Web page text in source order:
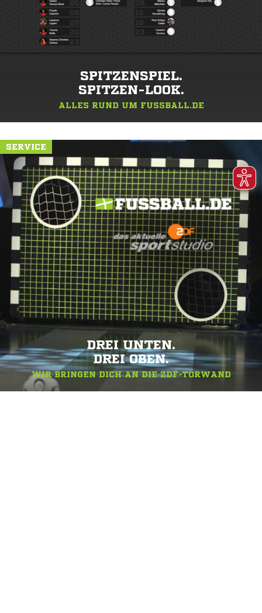
SPITZENSPIEL.
SPITZEN-LOOK.
ALLES RUND UM FUSSBALL.DE
SERVICE
DREI UNTEN.
DREI OBEN.
WIR BRINGEN DICH AN DIE ZDF-TORWAND